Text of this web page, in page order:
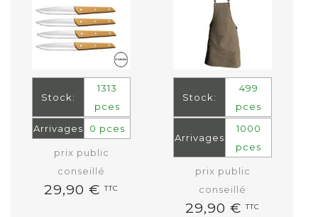
Stock:
1313
pces
Arrivages
0 pces
prix public
conseillé
29,90 €TTC
Stock:
499
pces
Arrivages
1000
pces
prix public
conseillé
29,90 €TTC